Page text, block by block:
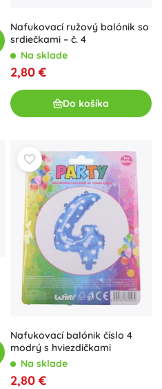
Nafukovací ružový balónik so
srdiečkami – č. 4
Na sklade
2,80 €
Do košíka
Nafukovací balónik číslo 4
modrý s hviezdičkami
Na sklade
2,80 €